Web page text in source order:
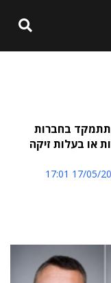
תתמקד בחברות
או בעלות זיקה
17/05/2026